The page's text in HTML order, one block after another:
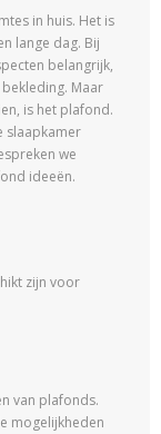
in huis. Het is
lange dag. Bij
belangrijk,
Maar
is het plafond.
slaapkamer
we
ideeën.
zijn voor
van plafonds.
mogelijkheden